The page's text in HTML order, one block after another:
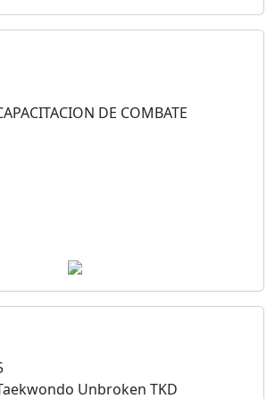
DE COMBATE
Unbroken TKD